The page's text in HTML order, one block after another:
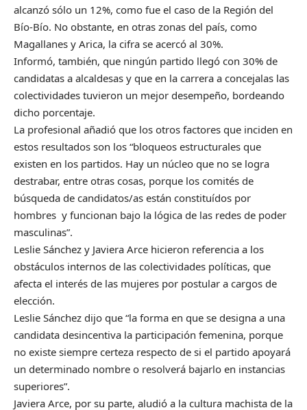
alcanzó sólo un 12%, como fue el caso de la Región del
Bío-Bío. No obstante, en otras zonas del país, como
Magallanes y Arica, la cifra se acercó al 30%.
Informó, también, que ningún partido llegó con 30% de
candidatas a alcaldesas y que en la carrera a concejalas las
colectividades tuvieron un mejor desempeño, bordeando
dicho porcentaje.
La profesional añadió que los otros factores que inciden en
estos resultados son los “bloqueos estructurales que
existen en los partidos. Hay un núcleo que no se logra
destrabar, entre otras cosas, porque los comités de
búsqueda de candidatos/as están constituídos por
hombres y funcionan bajo la lógica de las redes de poder
masculinas”.
Leslie Sánchez y Javiera Arce hicieron referencia a los
obstáculos internos de las colectividades políticas, que
afecta el interés de las mujeres por postular a cargos de
elección.
Leslie Sánchez dijo que “la forma en que se designa a una
candidata desincentiva la participación femenina, porque
no existe siempre certeza respecto de si el partido apoyará
un determinado nombre o resolverá bajarlo en instancias
superiores”.
Javiera Arce, por su parte, aludió a la cultura machista de la